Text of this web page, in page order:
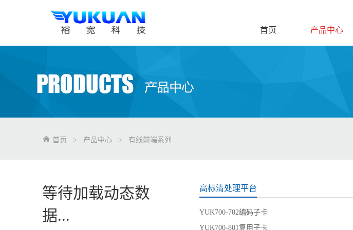
首页 产品中心
首页 > 产品中心 > 有线前端系列
等待加载动态数
据...
高标清处理平台
YUK700-702编码子卡
YUK700-801复用子卡